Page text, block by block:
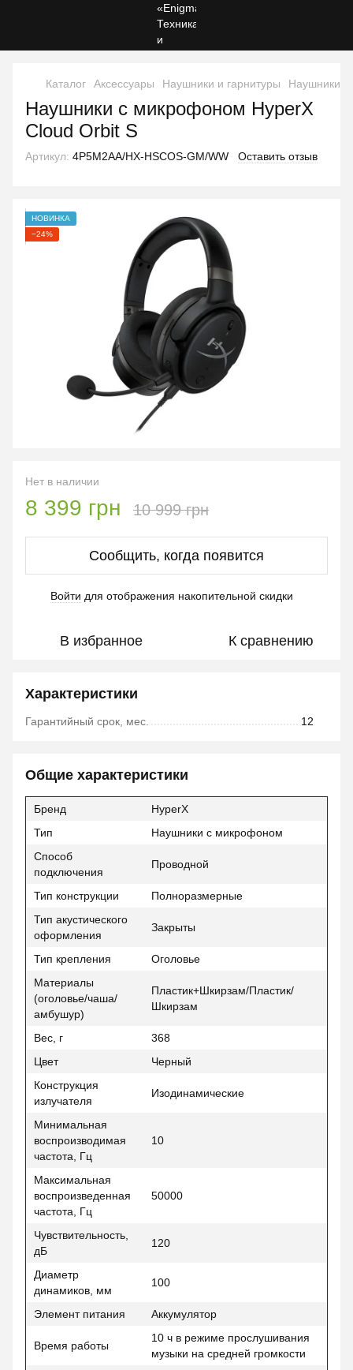
Каталог Аксессуары Наушники и гарнитуры Наушники и
Наушники с микрофоном HyperX
Cloud Orbit S
Артикул: 4P5M2AA/HX-HSCOS-GM/WW Оставить отзыв
НОВИНКА
−24%
Нет в наличии
8 399 грн 10 999 грн
Сообщить, когда появится
Войти для отображения накопительной скидки
В избранное К сравнению
Характеристики
Гарантийный срок, мес. 12
Общие характеристики
Бренд
HyperX
Тип
Наушники с микрофоном
Способ
подключения
Проводной
Тип конструкции
Полноразмерные
Тип акустического
оформления
Закрыты
Тип крепления
Оголовье
Материалы
(оголовье/чаша/
амбушур)
Пластик+Шкирзам/Пластик/
Шкирзам
Вес, г
368
Цвет
Черный
Конструкция
излучателя
Изодинамические
Минимальная
воспроизводимая
частота, Гц
10
Максимальная
воспроизведенная
частота, Гц
50000
Чувствительность,
дБ
120
Диаметр
динамиков, мм
100
Элемент питания Аккумулятор
Время работы
10 ч в режиме прослушивания
музыки на средней громкости